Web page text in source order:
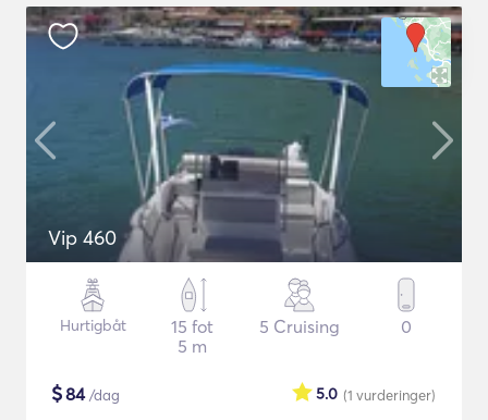
Vip 460
Hurtigbåt
15 fot
5 m
5 Cruising 0
$84/dag (1 vurderinger)
5.0